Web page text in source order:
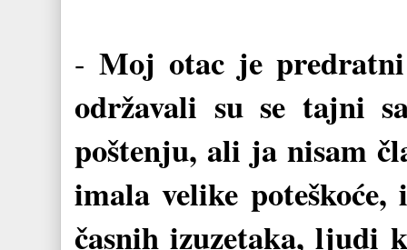
- Moj otac je
održavali su se tajni
poštenju, ali ja nisam
imala velike
časnih izuzetaka,